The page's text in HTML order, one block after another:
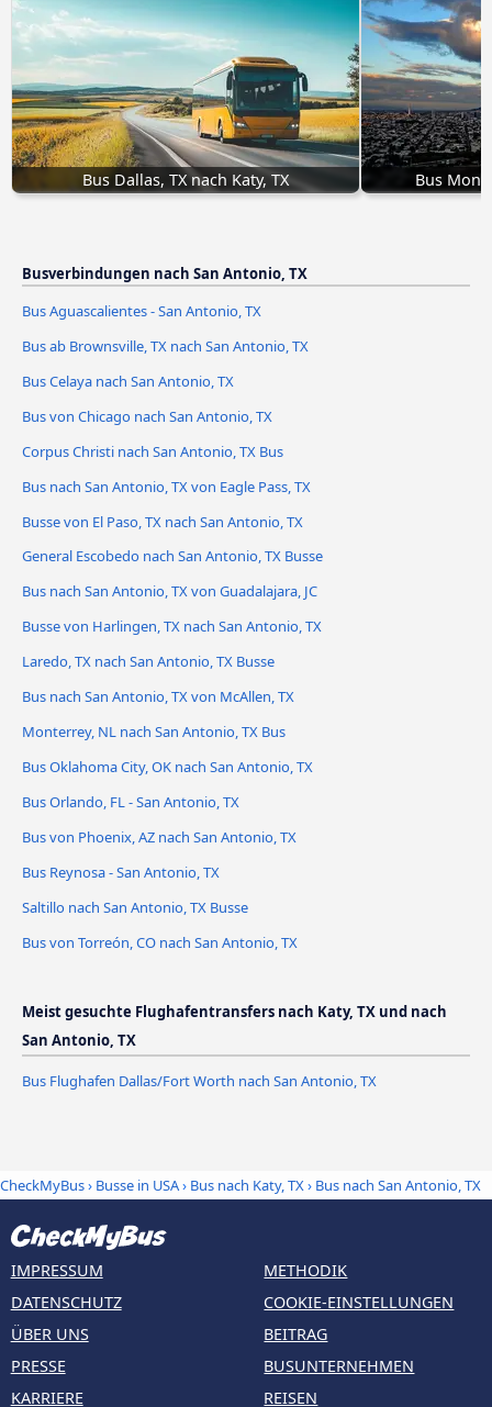
Bus Dallas, TX nach Katy, TX Bus
Busverbindungen nach San Antonio, TX
Bus Aguascalientes - San Antonio, TX
Bus ab Brownsville, TX nach San Antonio, TX
Bus Celaya nach San Antonio, TX
Bus von Chicago nach San Antonio, TX
Corpus Christi nach San Antonio, TX Bus
Bus nach San Antonio, TX von Eagle Pass, TX
Busse von El Paso, TX nach San Antonio, TX
General Escobedo nach San Antonio, TX Busse
Bus nach San Antonio, TX von Guadalajara, JC
Busse von Harlingen, TX nach San Antonio, TX
Laredo, TX nach San Antonio, TX Busse
Bus nach San Antonio, TX von McAllen, TX
Monterrey, NL nach San Antonio, TX Bus
Bus Oklahoma City, OK nach San Antonio, TX
Bus Orlando, FL - San Antonio, TX
Bus von Phoenix, AZ nach San Antonio, TX
Bus Reynosa - San Antonio, TX
Saltillo nach San Antonio, TX Busse
Bus von Torreón, CO nach San Antonio, TX
Meist gesuchte Flughafentransfers nach Katy, TX und nach
San Antonio, TX
Bus Flughafen Dallas/Fort Worth nach San Antonio, TX
CheckMyBus› Busse in USA› Bus nach Katy, TX› Bus nach San Antonio, TX
IMPRESSUM
DATENSCHUTZ
ÜBER UNS
PRESSE
KARRIERE
METHODIK
COOKIE-EINSTELLUNGEN
BEITRAG
BUSUNTERNEHMEN
REISEN